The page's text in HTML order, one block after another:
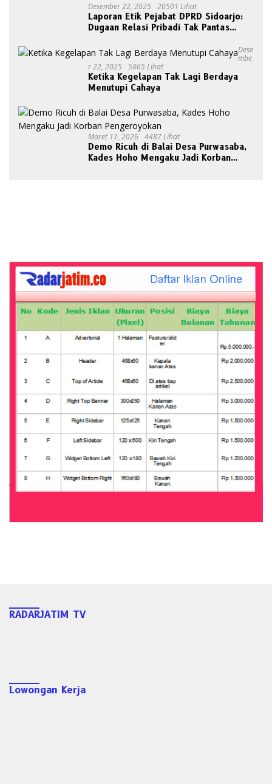
Desember 22, 2025 20501 Lihat
Laporan Etik Pejabat DPRD Sidoarjo:
Dugaan Relasi Pribadi Tak Pantas
Dese
Mbe
R 22, 2025 5865 Lihat
Ketika Kegelapan Tak Lagi Berdaya
Menutupi Cahaya
Maret 11, 2026 4487 Lihat
Demo Ricuh di Balai Desa Purwasaba,
Kades Hoho Mengaku Jadi Korban
RADARJATIM TV
Lowongan Kerja